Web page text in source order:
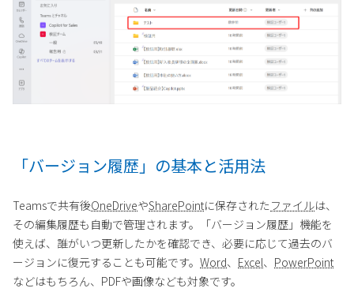
「バージョン履歴」の基本と活用法
Teamsで共有後OneDriveやSharePointに保存されたファイルは、
その編集履歴も自動で管理されます。「バージョン履歴」機能を
使えば、誰がいつ更新したかを確認でき、必要に応じて過去のバ
ージョンに復元することも可能です。 Word、 Excel、 PowerPoint
などはもちろん、PDFや画像なども対象です。